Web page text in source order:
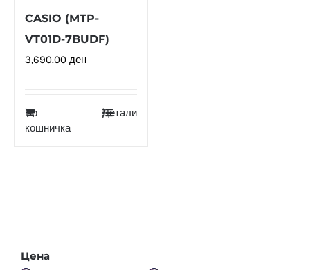
CASIO (MTP-
VT01D-7BUDF)
3,690.00 ден
Во
кошничка
Детали
Цена